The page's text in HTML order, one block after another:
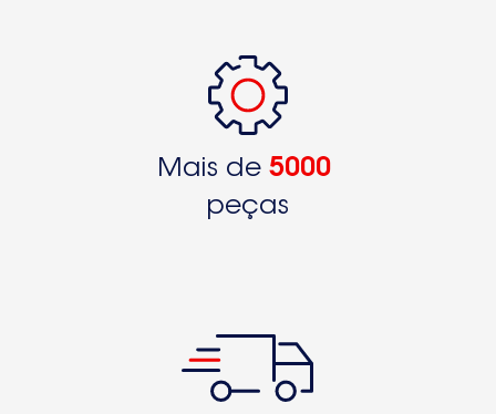
Mais de 5000
peças